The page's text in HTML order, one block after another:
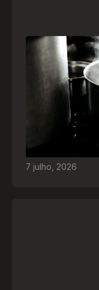
Frio leva
aquecer e
dentro de casa
O inverno
para espantar o
quais são os
7 julho 2026